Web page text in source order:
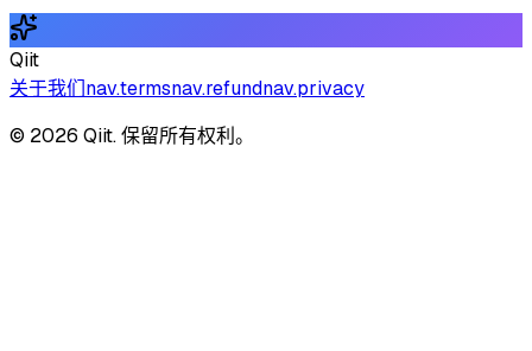
Qiit
关于我们nav.termsnav.refundnav.privacy
© 2026 Qiit. 保留所有权利。